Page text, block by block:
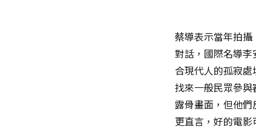
蔡導表示當年拍
對話，國際名導
合現代人的孤寂
找來一般民眾參
露骨畫面，但他
更直言，好的電